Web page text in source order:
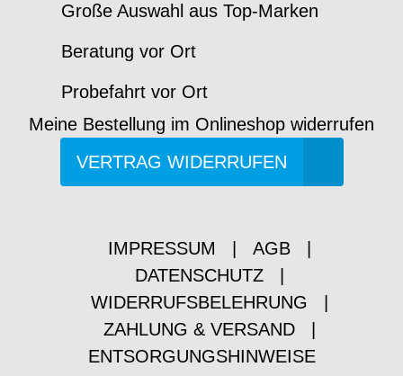
Große Auswahl aus Top-Marken
Beratung vor Ort
Probefahrt vor Ort
Meine Bestellung im Onlineshop widerrufen
VERTRAG WIDERRUFEN
IMPRESSUM AGB
DATENSCHUTZ
WIDERRUFSBELEHRUNG
ZAHLUNG & VERSAND
ENTSORGUNGSHINWEISE